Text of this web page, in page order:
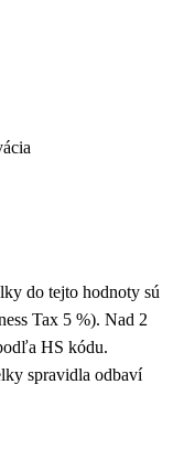
do tejto hodnoty sú
Tax 5 %). Nad 2
HS kódu.
spravidla odbaví